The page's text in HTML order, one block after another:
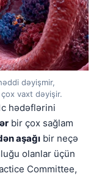
dəyişmir,
vaxt dəyişir.
hədəflərini
bir çox sağlam
aşağı bir neçə
olanlar üçün
Committee,